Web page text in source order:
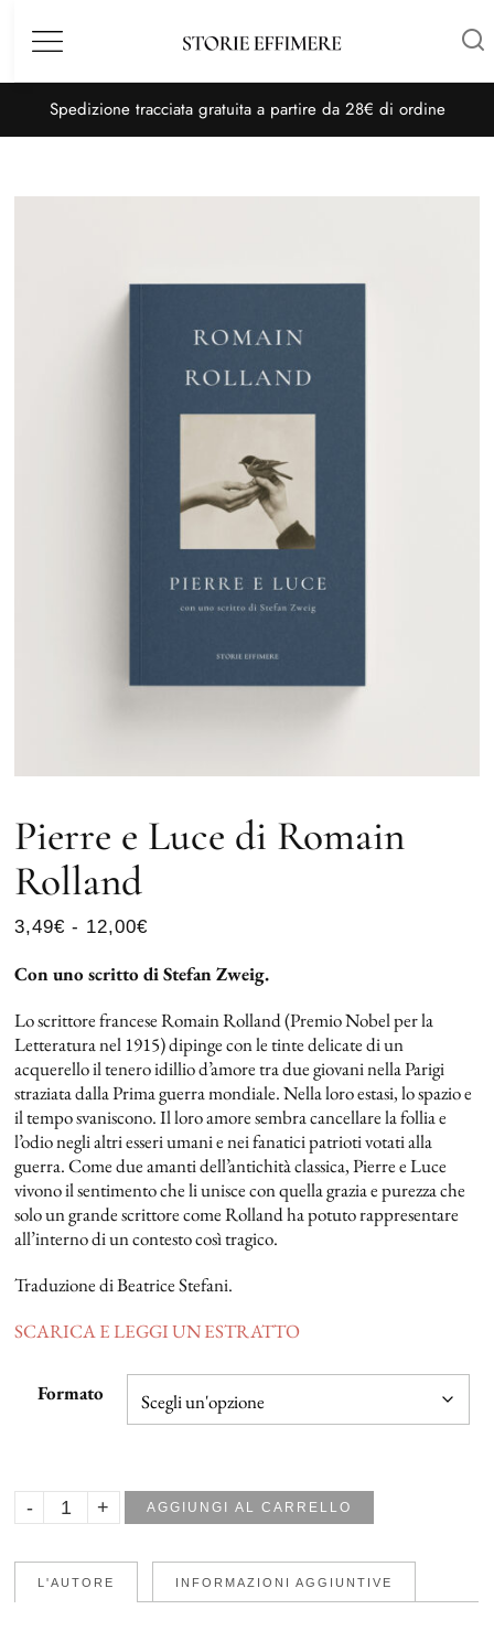
Menù
Spedizione tracciata gratuita a partire da 28€ di ordine
Pierre e Luce di Romain
Rolland
3,49€ - 12,00€
Con uno scritto di Stefan Zweig.
Lo scrittore francese Romain Rolland (Premio Nobel per la
Letteratura nel 1915) dipinge con le tinte delicate di un
acquerello il tenero idillio d’amore tra due giovani nella Parigi
straziata dalla Prima guerra mondiale. Nella loro estasi, lo spazio e
il tempo svaniscono. Il loro amore sembra cancellare la follia e
l’odio negli altri esseri umani e nei fanatici patrioti votati alla
guerra. Come due amanti dell’antichità classica, Pierre e Luce
vivono il sentimento che li unisce con quella grazia e purezza che
solo un grande scrittore come Rolland ha potuto rappresentare
all’interno di un contesto così tragico.
Traduzione di Beatrice Stefani.
SCARICA E LEGGI UN ESTRATTO
Formato
AGGIUNGI AL CARRELLO
L'AUTORE INFORMAZIONI AGGIUNTIVE